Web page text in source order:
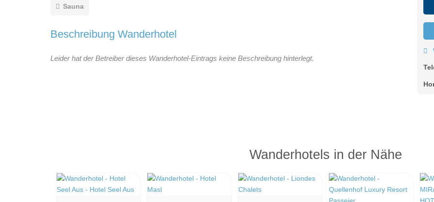
Sauna
Beschreibung Wanderhotel
Leider hat der Betreiber dieses Wanderhotel-Eintrags keine Beschreibung hinterlegt.
Wanderhotels in der Nähe